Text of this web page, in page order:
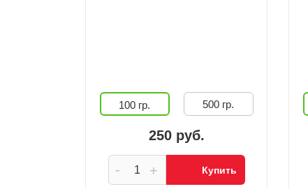
100 гр. 500 гр.
250 руб.
+
- Купить